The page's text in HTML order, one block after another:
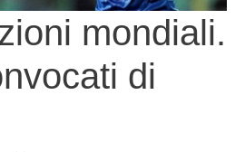
mondiali.
di